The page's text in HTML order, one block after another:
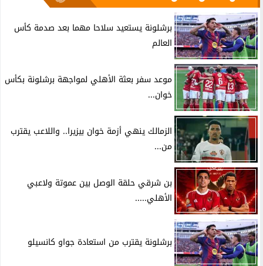
برشلونة يستعيد سلاحا مهما بعد صدمة كأس
العالم
موعد سفر بعثة الأهلي لمواجهة برشلونة بكأس
خوان...
الزمالك ينهي أزمة خوان بيزيرا.. واللاعب يقترب
من...
بن شرقي حلقة الوصل بين عموتة ولاعبي
الأهلي.....
برشلونة يقترب من استعادة جواو كانسيلو